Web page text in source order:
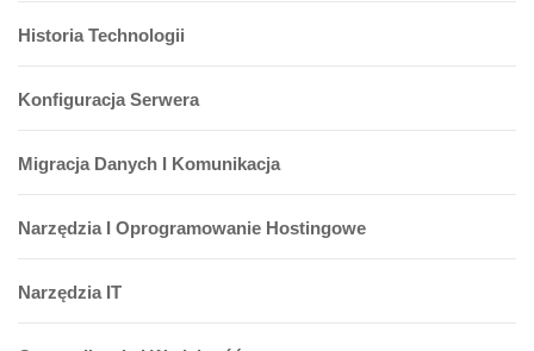
Historia Technologii
Konfiguracja Serwera
Migracja Danych I Komunikacja
Narzędzia I Oprogramowanie Hostingowe
Narzędzia IT